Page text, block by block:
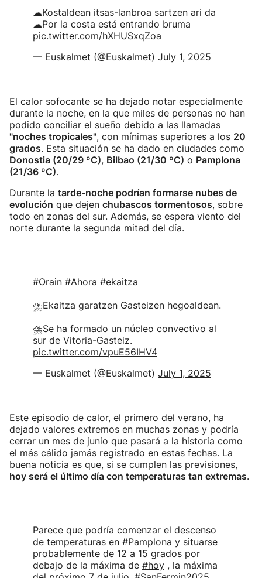
☁Kostaldean itsas-lanbroa sartzen ari da
☁Por la costa está entrando bruma
pic.twitter.com/hXHUSxqZoa
— Euskalmet (@Euskalmet) July 1, 2025
El calor sofocante se ha dejado notar especialmente
durante la noche, en la que miles de personas no han
podido conciliar el sueño debido a las llamadas
"noches tropicales", con mínimas superiores a los 20
grados. Esta situación se ha dado en ciudades como
Donostia (20/29 ºC), Bilbao (21/30 ºC) o Pamplona
(21/36 ºC).
Durante la tarde-noche podrían formarse nubes de
evolución que dejen chubascos tormentosos, sobre
todo en zonas del sur. Además, se espera viento del
norte durante la segunda mitad del día.
#Orain #Ahora #ekaitza
⛈Ekaitza garatzen Gasteizen hegoaldean.
⛈Se ha formado un núcleo convectivo al
sur de Vitoria-Gasteiz.
pic.twitter.com/vpuE56IHV4
— Euskalmet (@Euskalmet) July 1, 2025
Este episodio de calor, el primero del verano, ha
dejado valores extremos en muchas zonas y podría
cerrar un mes de junio que pasará a la historia como
el más cálido jamás registrado en estas fechas. La
buena noticia es que, si se cumplen las previsiones,
hoy será el último día con temperaturas tan extremas.
Parece que podría comenzar el descenso
de temperaturas en #Pamplona y situarse
probablemente de 12 a 15 grados por
debajo de la máxima de #hoy , la máxima